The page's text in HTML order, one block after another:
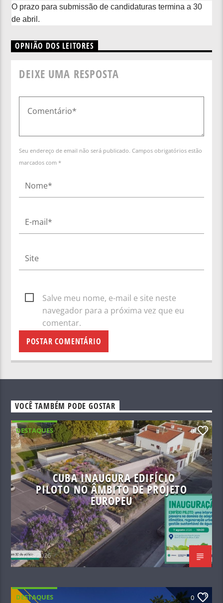
O prazo para submissão de candidaturas termina a 30
de abril.
OPNIÃO DOS LEITORES
DEIXE UMA RESPOSTA
Seu endereço de email não será publicado. Campos obrigatórios estão
marcados com *
Salve meu nome, e-mail e site neste
navegador para a próxima vez que eu
comentar.
VOCÊ TAMBÉM PODE GOSTAR
DESTAQUES 0
CUBA INAUGURA EDIFÍCIO
PILOTO NO ÂMBITO DE PROJETO
EUROPEU
07/08/2026
DESTAQUES 0